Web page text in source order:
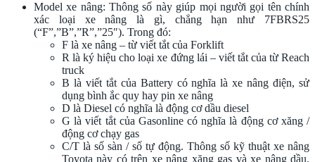
Model xe nâng: Thông số này giúp mọi người gọi tên chính
xác loại xe nâng là gì, chẳng hạn như 7FBRS25
(“F”,”B”,”R”,”25″). Trong đó:
F là xe nâng – từ viết tắt của Forklift
R là ký hiệu cho loại xe đứng lái – viết tắt của từ Reach
truck
B là viết tắt của Battery có nghĩa là xe nâng điện, sử
dụng bình ắc quy hay pin xe nâng
D là Diesel có nghĩa là động cơ dầu diesel
G là viết tắt của Gasonline có nghĩa là động cơ xăng /
động cơ chạy gas
C/T là số sàn / số tự động. Thông số kỹ thuật xe nâng
Toyota này có trên xe nâng xăng gas và xe nâng dầu.